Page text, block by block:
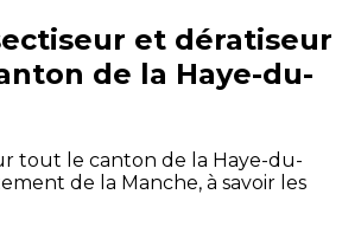
et dératiseur
de la Haye-du-
tout le canton de la Haye-du-
de la Manche, à savoir les